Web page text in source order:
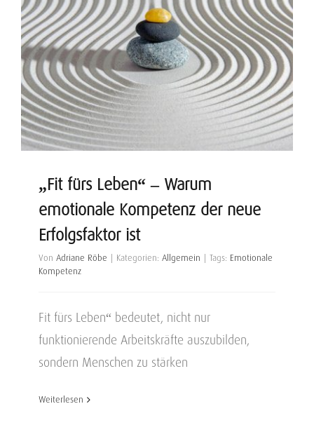
„Fit fürs Leben“ – Warum
emotionale Kompetenz der neue
Erfolgsfaktor ist
Von Adriane Röbe Kategorien: Allgemein Tags: Emotionale
Kompetenz
Fit fürs Leben“ bedeutet, nicht nur
funktionierende Arbeitskräfte auszubilden,
sondern Menschen zu stärken
Weiterlesen